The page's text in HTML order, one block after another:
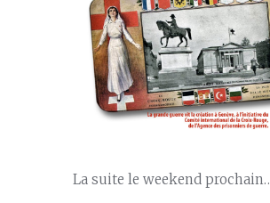
La suite le weekend